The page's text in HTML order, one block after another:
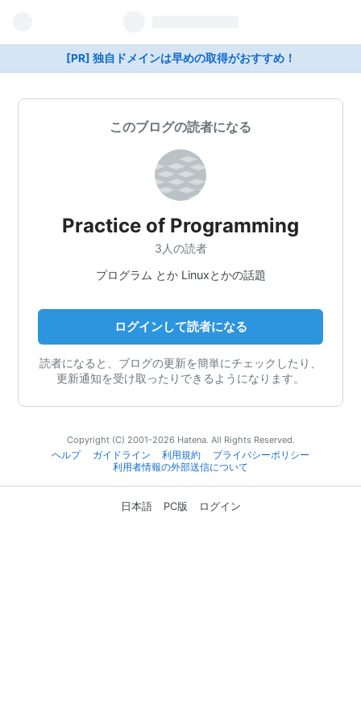
[PR] 独自ドメインは早めの取得がおすすめ！
このブログの読者になる
Practice of Programming
3人の読者
プログラム とか Linuxとかの話題
ログインして読者になる
読者になると、ブログの更新を簡単にチェックしたり、
更新通知を受け取ったりできるようになります。
Copyright (C) 2001-2026 Hatena. All Rights Reserved.
ヘルプ
ガイドライン 利用規約
プライバシーポリシー
利用者情報の外部送信について
日本語 PC版 ログイン